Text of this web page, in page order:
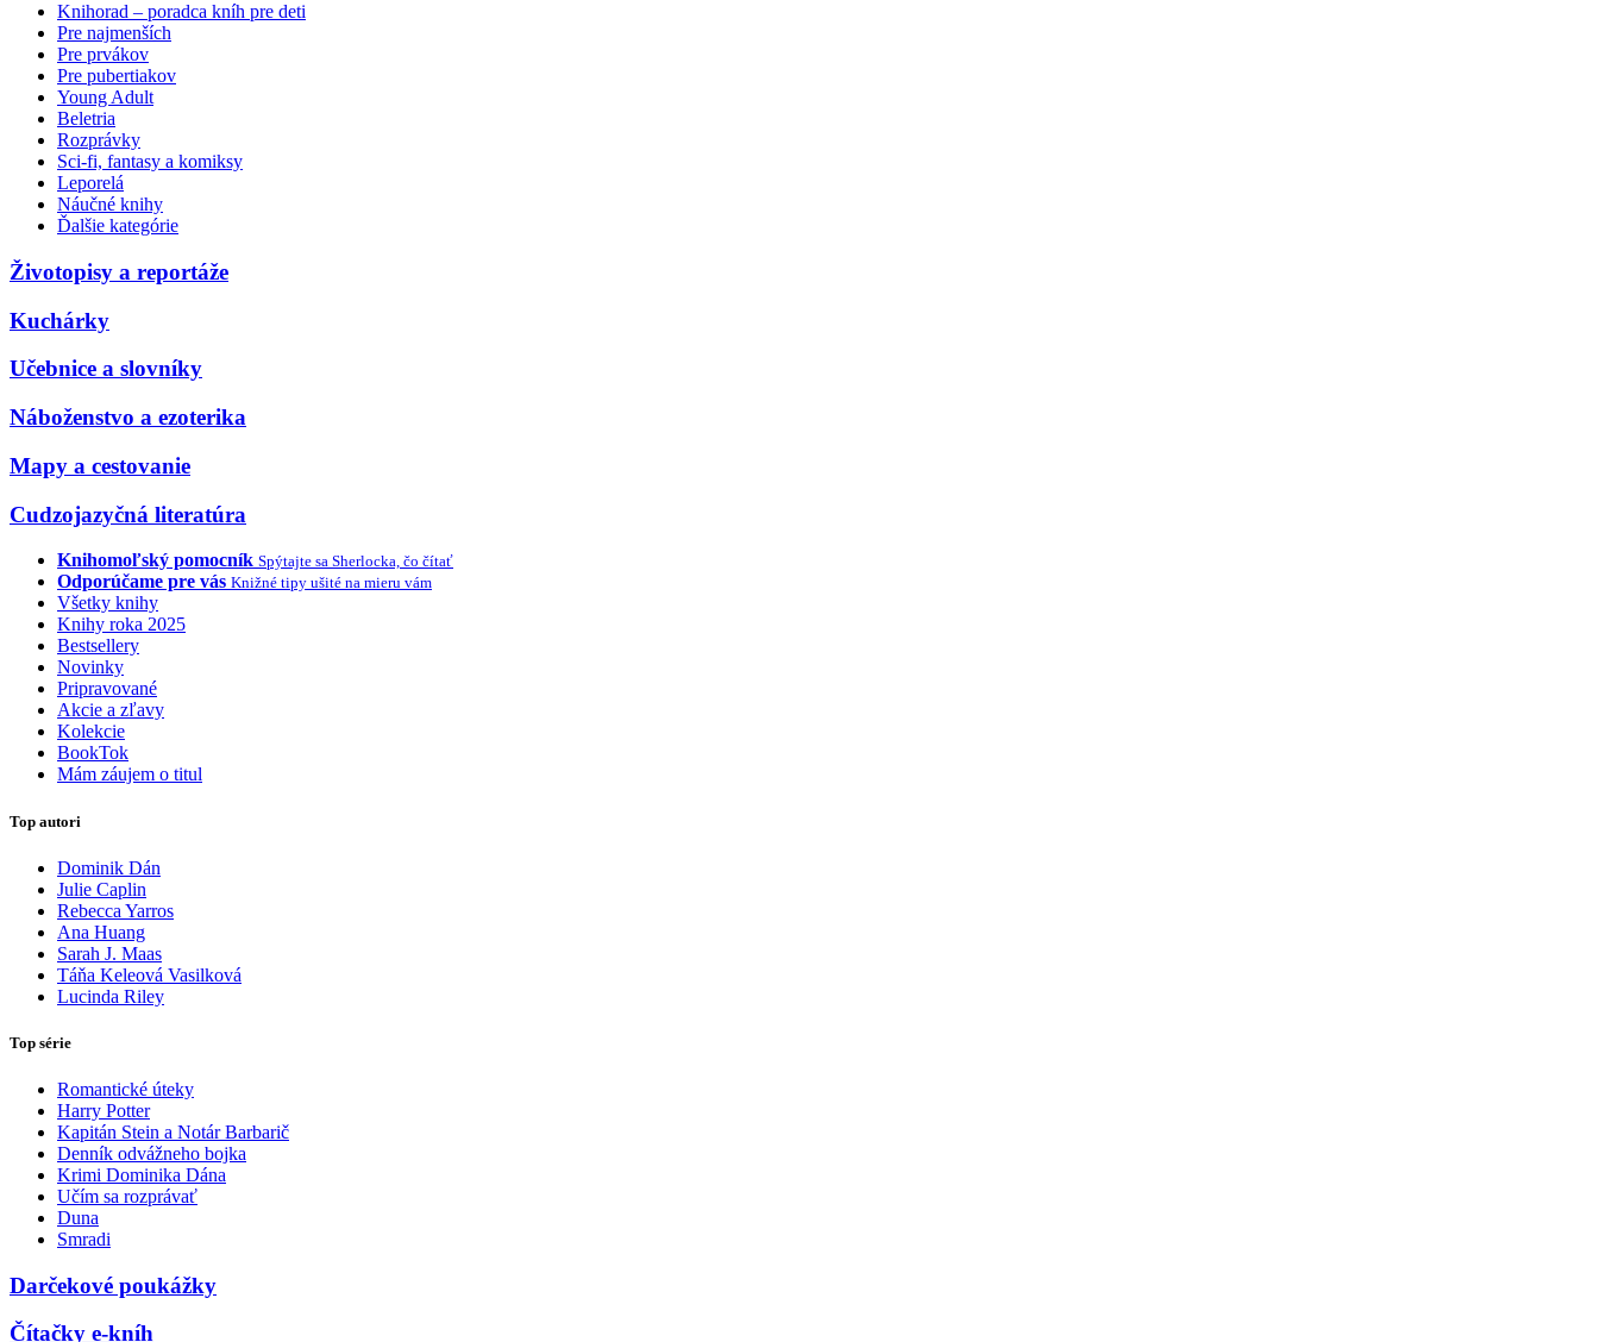
Knihorad – poradca kníh pre deti
Pre najmenších
Pre prvákov
Pre pubertiakov
Young Adult
Beletria
Rozprávky
Sci-fi, fantasy a komiksy
Leporelá
Náučné knihy
Ďalšie kategórie
Životopisy a reportáže
Kuchárky
Učebnice a slovníky
Náboženstvo a ezoterika
Mapy a cestovanie
Cudzojazyčná literatúra
Knihomoľský pomocník Spýtajte sa Sherlocka, čo čítať
Odporúčame pre vás Knižné tipy ušité na mieru vám
Všetky knihy
Knihy roka 2025
Bestsellery
Novinky
Pripravované
Akcie a zľavy
Kolekcie
BookTok
Mám záujem o titul
Top autori
Dominik Dán
Julie Caplin
Rebecca Yarros
Ana Huang
Sarah J. Maas
Táňa Keleová Vasilková
Lucinda Riley
Top série
Romantické úteky
Harry Potter
Kapitán Stein a Notár Barbarič
Denník odvážneho bojka
Krimi Dominika Dána
Učím sa rozprávať
Duna
Smradi
Darčekové poukážky
Čítačky e-kníh